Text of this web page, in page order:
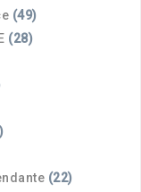
(49)
(28)
(22)